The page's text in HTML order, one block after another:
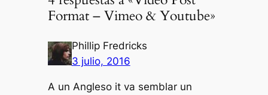
Format – Vimeo & Youtube»
Phillip Fredricks
3 julio, 2016
A un Angleso it va semblar un